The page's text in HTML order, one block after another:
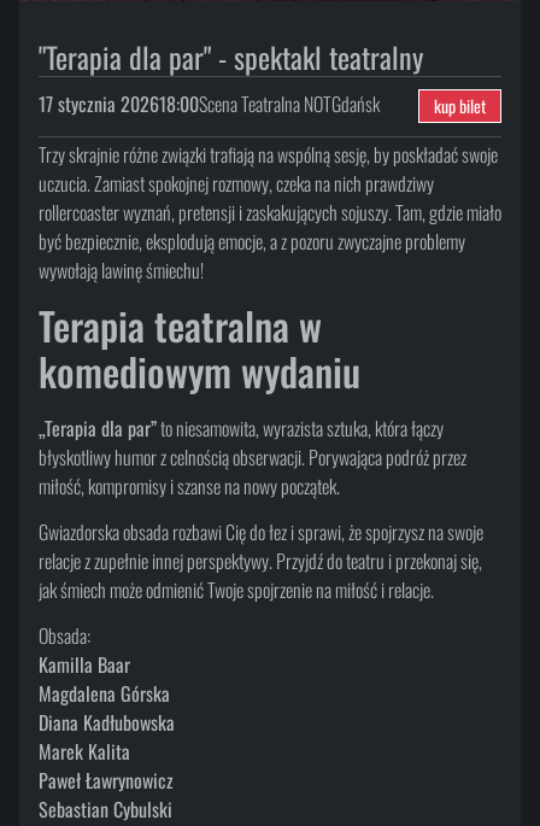
"Terapia dla par" - spektakl teatralny
17 stycznia 202618:00Scena Teatralna NOTGdańsk kup bilet
Trzy skrajnie różne związki trafiają na wspólną sesję, by poskładać swoje
uczucia. Zamiast spokojnej rozmowy, czeka na nich prawdziwy
rollercoaster wyznań, pretensji i zaskakujących sojuszy. Tam, gdzie miało
być bezpiecznie, eksplodują emocje, a z pozoru zwyczajne problemy
wywołają lawinę śmiechu!
Terapia teatralna w
komediowym wydaniu
„Terapia dla par”to niesamowita, wyrazista sztuka, która łączy
błyskotliwy humor z celnością obserwacji. Porywająca podróż przez
miłość, kompromisy i szanse na nowy początek.
Gwiazdorska obsada rozbawi Cię do łez i sprawi, że spojrzysz na swoje
relacje z zupełnie innej perspektywy. Przyjdź do teatru i przekonaj się,
jak śmiech może odmienić Twoje spojrzenie na miłość i relacje.
Obsada:
Kamilla Baar
Magdalena Górska
Diana Kadłubowska
Marek Kalita
Paweł Ławrynowicz
Sebastian Cybulski